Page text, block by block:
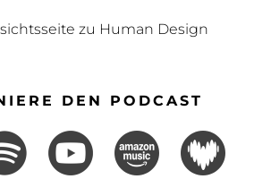
zu Human Design
DEN PODCAST